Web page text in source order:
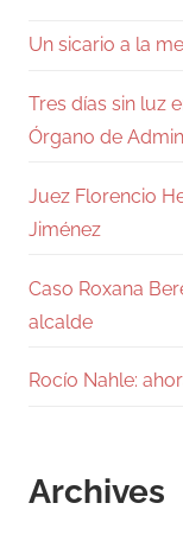
Un sicario a la
Tres días sin luz
Órgano de
Juez Florencio
Jiménez
Caso Roxana
alcalde
Rocío Nahle:
Archives